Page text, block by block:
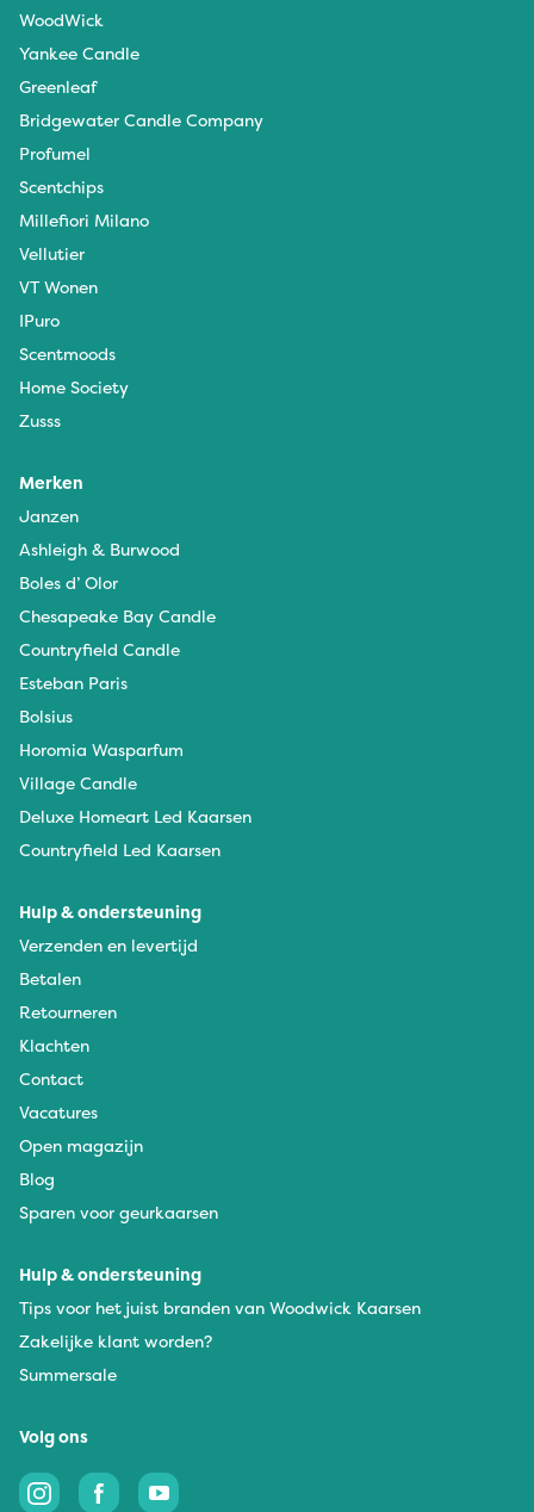
WoodWick
Yankee Candle
Greenleaf
Bridgewater Candle Company
Profumel
Scentchips
Millefiori Milano
Vellutier
VT Wonen
IPuro
Scentmoods
Home Society
Zusss
Merken
Janzen
Ashleigh & Burwood
Boles d’ Olor
Chesapeake Bay Candle
Countryfield Candle
Esteban Paris
Bolsius
Horomia Wasparfum
Village Candle
Deluxe Homeart Led Kaarsen
Countryfield Led Kaarsen
Hulp & ondersteuning
Verzenden en levertijd
Betalen
Retourneren
Klachten
Contact
Vacatures
Open magazijn
Blog
Sparen voor geurkaarsen
Hulp & ondersteuning
Tips voor het juist branden van Woodwick Kaarsen
Zakelijke klant worden?
Summersale
Volg ons